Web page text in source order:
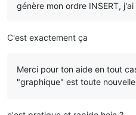
génère mon ordre INSERT, j'ai
C'est exactement ça
Merci pour ton aide en tout
"graphique" est toute